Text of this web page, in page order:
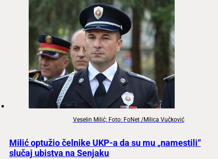
Veselin Milić; Foto: FoNet /Milica Vučković
Milić optužio čelnike UKP-a da su mu „namestili“
slučaj ubistva na Senjaku